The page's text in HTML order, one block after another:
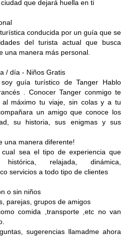
que dejará huella en ti
conducida por un guía que se
del turista actual que busca
una manera más personal.
/ día - Niños Gratis
guía turístico de Tanger Hablo
. Conocer Tanger conmigo te
al máximo tu viaje, sin colas y a tu
un amigo que conoce los
su historia, sus enigmas y sus
una manera diferente!
sea el tipo de experiencia que
relajada, dinámica,
servicios a todo tipo de clientes
o sin niños
parejas, grupos de amigos
comida ,transporte ,etc no van
sugerencias llamadme ahora